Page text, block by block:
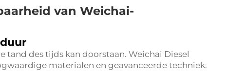
van Weichai-
tand des tijds kan doorstaan. Weichai Diesel
materialen en geavanceerde techniek.